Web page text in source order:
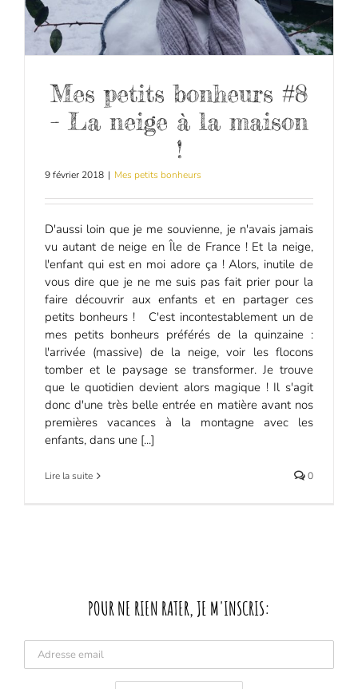
Mes petits bonheurs #8
– La neige à la maison
!
9 février 2018 | Mes petits bonheurs
D'aussi loin que je me souvienne, je n'avais jamais
vu autant de neige en Île de France ! Et la neige,
l'enfant qui est en moi adore ça ! Alors, inutile de
vous dire que je ne me suis pas fait prier pour la
faire découvrir aux enfants et en partager ces
petits bonheurs ! C'est incontestablement un de
mes petits bonheurs préférés de la quinzaine :
l'arrivée (massive) de la neige, voir les flocons
tomber et le paysage se transformer. Je trouve
que le quotidien devient alors magique ! Il s'agit
donc d'une très belle entrée en matière avant nos
premières vacances à la montagne avec les
enfants, dans une [...]
Lire la suite 0
POUR NE RIEN RATER, JE M'INSCRIS: